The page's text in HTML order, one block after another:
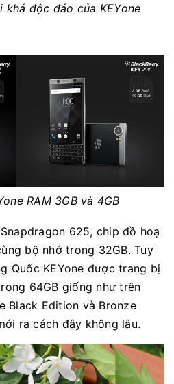
khá độc đáo của KEYone
RAM 3GB và 4GB
625, chip đồ hoạ
bộ nhớ trong 32GB. Tuy
Quốc KEYone được trang bị
64GB giống như trên
Black Edition và Bronze
ra cách đây không lâu.